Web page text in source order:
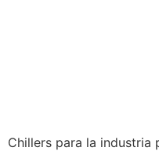
Chillers para la industria